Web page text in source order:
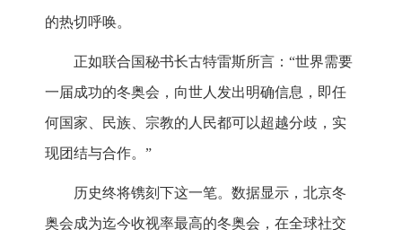
的热切呼唤。
正如联合国秘书长古特雷斯所言：“世界需要
一届成功的冬奥会，向世人发出明确信息，即任
何国家、民族、宗教的人民都可以超越分歧，实
现团结与合作。”
历史终将镌刻下这一笔。数据显示，北京冬
奥会成为迄今收视率最高的冬奥会，在全球社交